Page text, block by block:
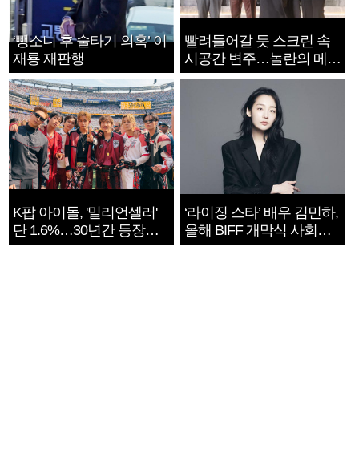
‘뺑소니 후 술타기 의혹’ 이
재룡 재판행
빨려들어갈 듯 스크린 속
시공간 변주…놀란의 메시
지는 ‘전쟁 속죄’
K팝 아이돌, '밀리언셀러'
단 1.6%…30년간 등장
1182개팀 전수조사
‘라이징 스타’ 배우 김민하,
올해 BIFF 개막식 사회자
확정